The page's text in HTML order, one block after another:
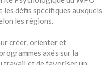
les défis spécifiques auxquels
les régions.
créer, orienter et
axés sur la